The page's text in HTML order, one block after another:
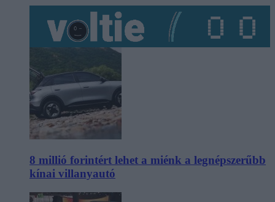
8 millió forintért lehet a miénk a legnépszerűbb
kínai villanyautó